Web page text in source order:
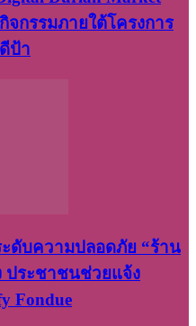
กรรมภายใต้โครงการ
ป้า
ดับความปลอดภัย “ร้าน
ประชาชนช่วยแจ้ง
Fondue